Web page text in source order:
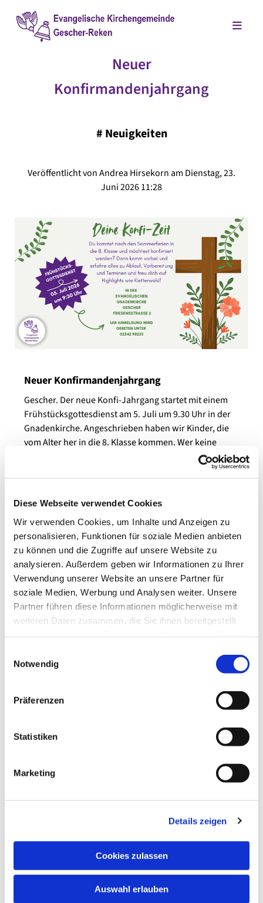
Diese Webseite verwendet Cookies
Wir verwenden Cookies, um Inhalte und Anzeigen zu
personalisieren, Funktionen für soziale Medien anbieten
zu können und die Zugriffe auf unsere Website zu
analysieren. Außerdem geben wir Informationen zu Ihrer
Verwendung unserer Website an unsere Partner für
soziale Medien, Werbung und Analysen weiter. Unsere
Partner führen diese Informationen möglicherweise mit
weiteren Daten zusammen, die Sie ihnen bereitgestellt
Notwendig
Präferenzen
Statistiken
Marketing
Details zeigen
Cookies zulassen
Auswahl erlauben
Neuer
Konfirmandenjahrgang
# Neuigkeiten
Veröffentlicht von Andrea Hirsekorn am Dienstag, 23.
Juni 2026 11:28
Neuer Konfirmandenjahrgang
Gescher. Der neue Konfi-Jahrgang startet mit einem
Frühstücksgottesdienst am 5. Juli um 9.30 Uhr in der
Gnadenkirche. Angeschrieben haben wir Kinder, die
vom Alter her in die 8. Klasse kommen. Wer keine
Einladung erhalten, aber Interesse hat, nach den
Sommerferien in die 8. Klasse kommt ist herzlich
Dies könnte Sie auch
interessieren